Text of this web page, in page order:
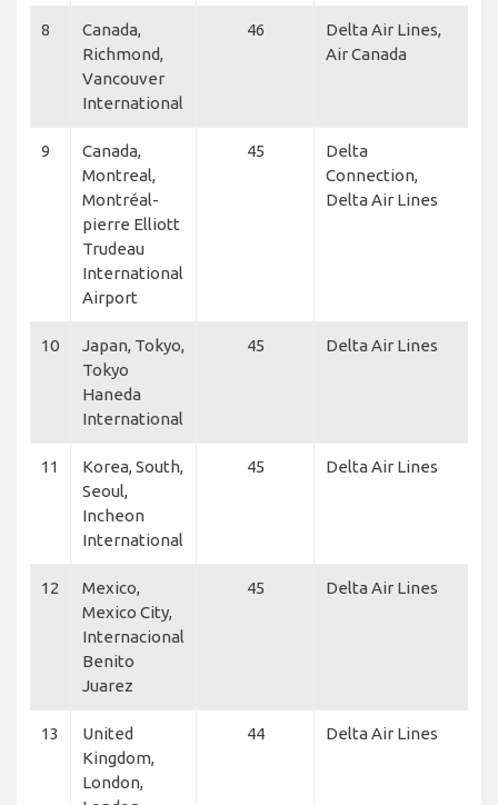
8
Canada,
Richmond,
Vancouver
International
46
Delta Air Lines,
Air Canada
9
Canada,
Montreal,
Montréal-
pierre Elliott
Trudeau
International
Airport
45
Delta
Connection,
Delta Air Lines
10
Japan, Tokyo,
Tokyo
Haneda
International
45 Delta Air Lines
11
Korea, South,
Seoul,
Incheon
International
45 Delta Air Lines
12
Mexico,
Mexico City,
Internacional
Benito
Juarez
45 Delta Air Lines
13
United
Kingdom,
London,
44 Delta Air Lines